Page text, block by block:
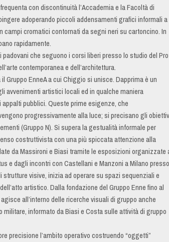
con discontinuità l’Accademia e la Facoltà di
adoperando piccoli addensamenti grafici informali a
cromatici contornati da segni neri su cartoncino. In
rapidamente.
che seguono i corsi liberi presso lo studio del
contemporanea e dell’architettura.
Gruppo EnneA a cui Chiggio si unisce. Dapprima è un
avvenimenti artistici locali ed in qualche maniera
pubblici. Queste prime esigenze, che
progressivamente alla luce; si precisano gli
(Gruppo N). Si supera la gestualità informale per
costruttivista con una più spiccata attenzione alla
da Massironi e Biasi tramite le esposizioni organizzate
e dagli incontri con Castellani e Manzoni a Milano presso
visive, inizia ad operare su spazi sequenziali e
artistico. Dalla fondazione del Gruppo Enne fino al
all’interno delle ricerche visuali di gruppo anche
informato da Biasi e Costa sulle attività di gruppo
precisione l’ambito operativo costruendo “oggetti”